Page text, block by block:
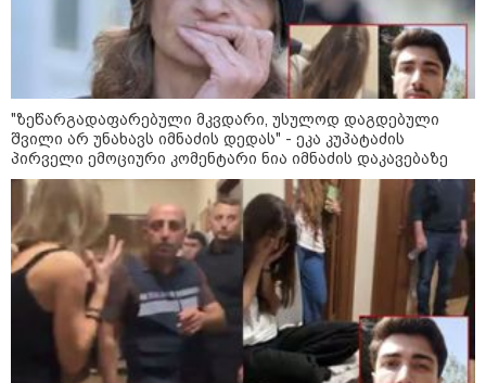
11:58 / 03-08-2026
ოქროსფერი კანი და წვნიანი შიგთავსი: როგორ
მოვამზადოთ სწორად პრემიუმ ხარისხის სოსისი -
რჩევები "შეფმაისტერის" ტექნოლოგისგან
მსოფლიო
"ზეწარგადაფარებული მკვდარი, უსულოდ დაგდებული
შვილი არ უნახავს იმნაძის დედას" - ეკა კუპატაძის
პირველი ემოციური კომენტარი ნია იმნაძის დაკავებაზე